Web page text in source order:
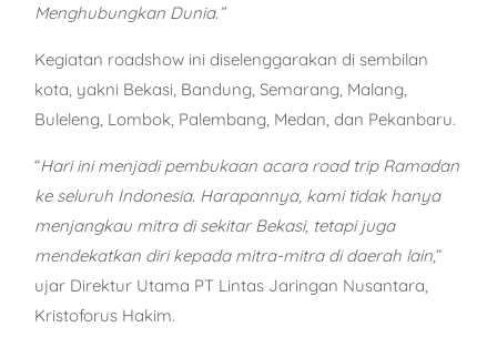
Menghubungkan Dunia.”
Kegiatan roadshow ini diselenggarakan di sembilan
kota, yakni Bekasi, Bandung, Semarang, Malang,
Buleleng, Lombok, Palembang, Medan, dan Pekanbaru.
“Hari ini menjadi pembukaan acara road trip Ramadan
ke seluruh Indonesia. Harapannya, kami tidak hanya
menjangkau mitra di sekitar Bekasi, tetapi juga
mendekatkan diri kepada mitra-mitra di daerah lain,”
ujar Direktur Utama PT Lintas Jaringan Nusantara,
Kristoforus Hakim.